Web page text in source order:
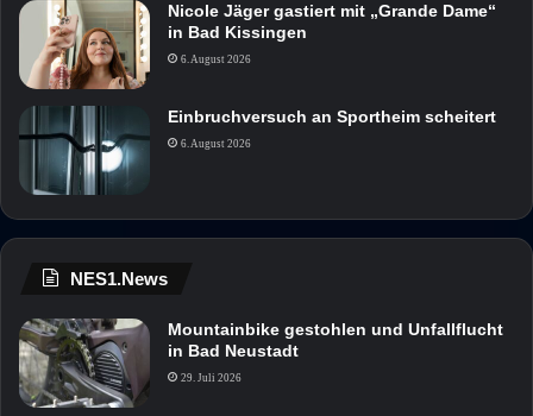
Nicole Jäger gastiert mit „Grande Dame“
in Bad Kissingen
6. August 2026
Einbruchversuch an Sportheim scheitert
6. August 2026
NES1.News
Mountainbike gestohlen und Unfallflucht
in Bad Neustadt
29. Juli 2026